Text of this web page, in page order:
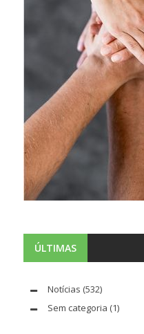
ÚLTIMAS
Notícias (532)
Sem categoria (1)